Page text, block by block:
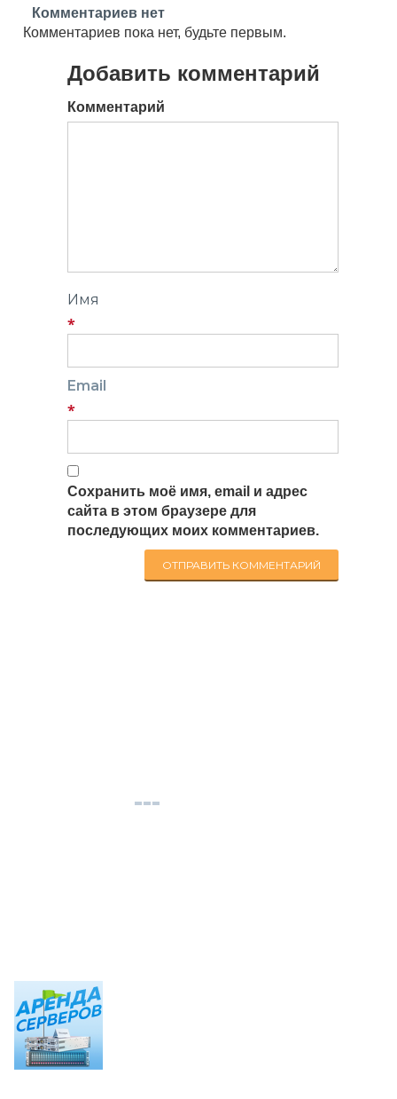
Комментариев нет
Комментариев пока нет, будьте первым.
Добавить комментарий
Комментарий
Имя
*
Email
*
Сохранить моё имя, email и адрес
сайта в этом браузере для
последующих моих комментариев.